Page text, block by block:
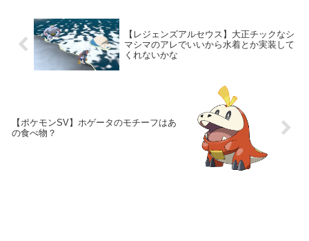
【レジェンズアルセウス】大正チックなシ
マシマのアレでいいから水着とか実装して
くれないかな
【ポケモンSV】ホゲータのモチーフはあ
の食べ物？